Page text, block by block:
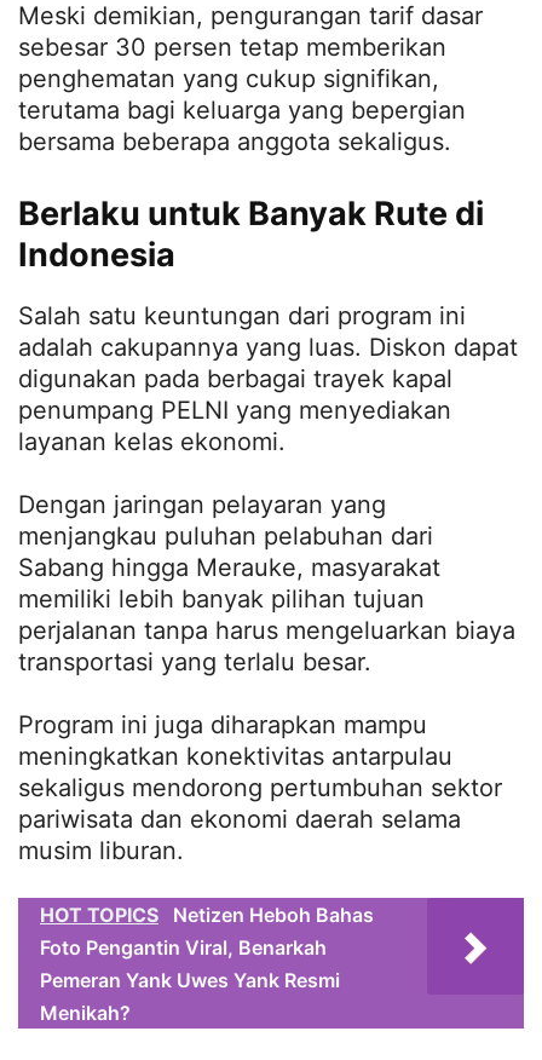
Meski demikian, pengurangan tarif dasar
sebesar 30 persen tetap memberikan
penghematan yang cukup signifikan,
terutama bagi keluarga yang bepergian
bersama beberapa anggota sekaligus.
Berlaku untuk Banyak Rute di
Indonesia
Salah satu keuntungan dari program ini
adalah cakupannya yang luas. Diskon dapat
digunakan pada berbagai trayek kapal
penumpang PELNI yang menyediakan
layanan kelas ekonomi.
Dengan jaringan pelayaran yang
menjangkau puluhan pelabuhan dari
Sabang hingga Merauke, masyarakat
memiliki lebih banyak pilihan tujuan
perjalanan tanpa harus mengeluarkan biaya
transportasi yang terlalu besar.
Program ini juga diharapkan mampu
meningkatkan konektivitas antarpulau
sekaligus mendorong pertumbuhan sektor
pariwisata dan ekonomi daerah selama
musim liburan.
HOT TOPICS
Netizen Heboh Bahas
Foto Pengantin Viral, Benarkah
Pemeran Yank Uwes Yank Resmi
Menikah?